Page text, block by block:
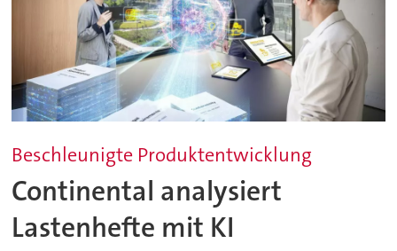
Beschleunigte Produktentwicklung
Continental analysiert
Lastenhefte mit KI